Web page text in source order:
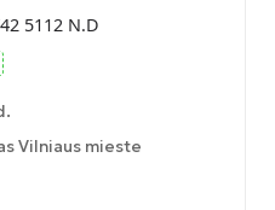
5112 N.D
Vilniaus mieste